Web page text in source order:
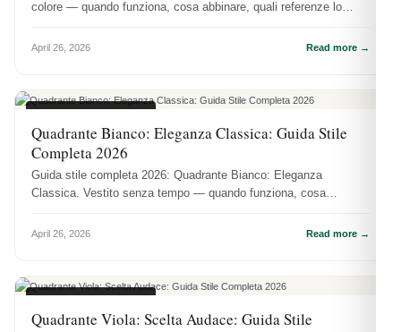
colore — quando funziona, cosa abbinare, quali referenze lo
April 26, 2026 Read more →
Quadrante Bianco: Eleganza Classica: Guida Stile
Completa 2026
Guida stile completa 2026: Quadrante Bianco: Eleganza
Classica. Vestito senza tempo — quando funziona, cosa
April 26, 2026 Read more →
Quadrante Viola: Scelta Audace: Guida Stile